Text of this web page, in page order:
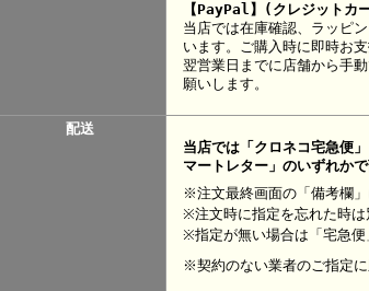
【PayPal】(クレジットカ
当店では在庫確認、ラッピ
います。ご購入時に即時お
翌営業日までに店舗から手
願いします。
配送
当店では「クロネコ宅急便
マートレター」のいずれか
※注文最終画面の「備考欄」
※注文時に指定を忘れた時は
※指定が無い場合は「宅急便
※契約のない業者のご指定に